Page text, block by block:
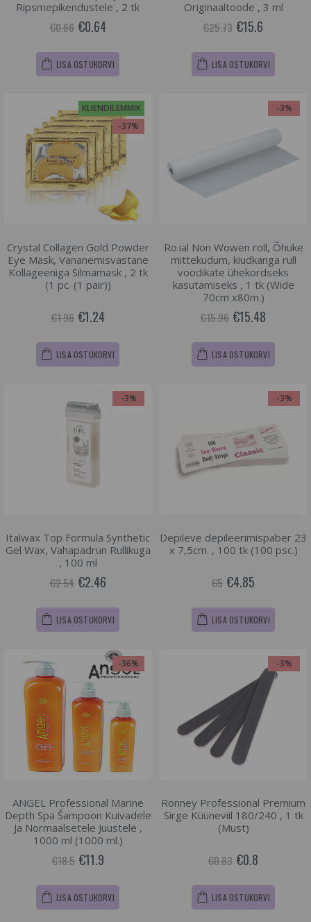
Ripsmepikendustele , 2 tk
€0.66 €0.64
LISA OSTUKORVI
Originaaltoode , 3 ml
€25.73 €15.6
LISA OSTUKORVI
KLIENDILEMMIK
-37%
Crystal Collagen Gold Powder
Eye Mask, Vananemisvastane
Kollageeniga Silmamask , 2 tk
(1 pc. (1 pair))
€1.96 €1.24
LISA OSTUKORVI
-3%
Ro.ial Non Wowen roll, Õhuke
mittekudum, kiudkanga rull
voodikate ühekordseks
kasutamiseks , 1 tk (Wide
70cm x80m.)
€15.96 €15.48
LISA OSTUKORVI
-3%
Italwax Top Formula Synthetic
Gel Wax, Vahapadrun Rullikuga
, 100 ml
€2.54 €2.46
LISA OSTUKORVI
-3%
Depileve depileerimispaber 23
x 7,5cm. , 100 tk (100 psc.)
€5 €4.85
LISA OSTUKORVI
-36%
ANGEL Professional Marine
Depth Spa Šampoon Kuivadele
Ja Normaalsetele Juustele ,
1000 ml (1000 ml.)
€18.5 €11.9
LISA OSTUKORVI
-3%
Ronney Professional Premium
Sirge Küüneviil 180/240 , 1 tk
(Must)
€0.83 €0.8
LISA OSTUKORVI